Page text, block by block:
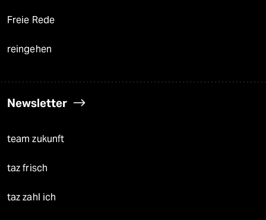
Freie Rede
reingehen
Newsletter
team zukunft
taz frisch
taz zahl ich